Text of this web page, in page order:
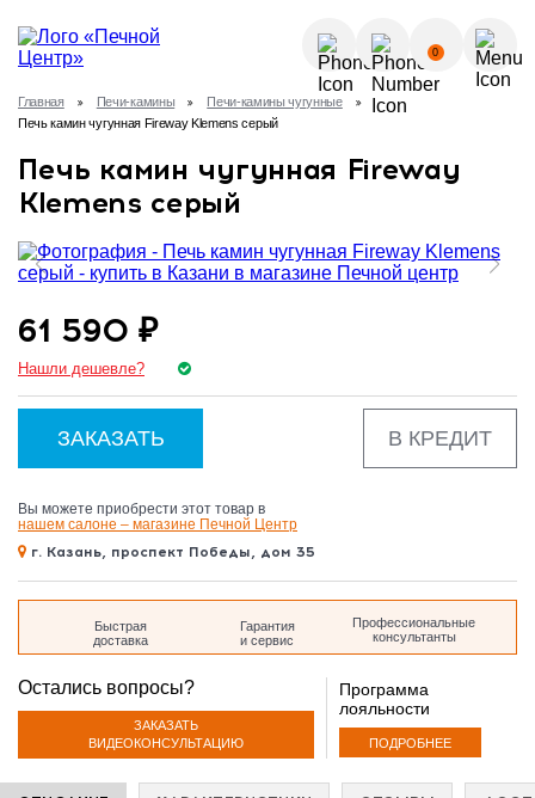
8 (843) 570-64-51
8 (937) 615-32-40
О КОМПАНИИ
КАК КУПИТЬ?
ПОЛЕЗНЫЕ СТАТЬИ
НОВОСТИ
КОНТАКТЫ
0
Главная Печи-камины
Печи-камины чугунные
Печь камин чугунная Fireway Klemens серый
Печь камин чугунная Fireway
Klemens серый
61 590 ₽
Нашли дешевле?
ЗАКАЗАТЬ В КРЕДИТ
Вы можете приобрести этот товар в
нашем салоне – магазине Печной Центр
г. Казань, проспект Победы, дом 35
Остались вопросы?
ЗАКАЗАТЬ
ВИДЕОКОНСУЛЬТАЦИЮ
Программа
лояльности
ПОДРОБНЕЕ
Быстрая
доставка
Гарантия
и сервис
Профессиональные
консультанты